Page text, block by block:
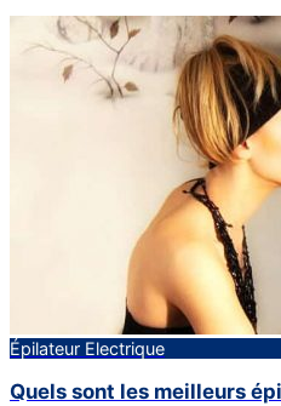
Épilateur Electrique
Quels sont les meilleurs